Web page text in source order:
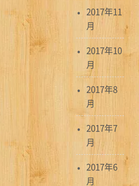
2017年11
月
2017年10
月
2017年8
月
2017年7
月
2017年6
月